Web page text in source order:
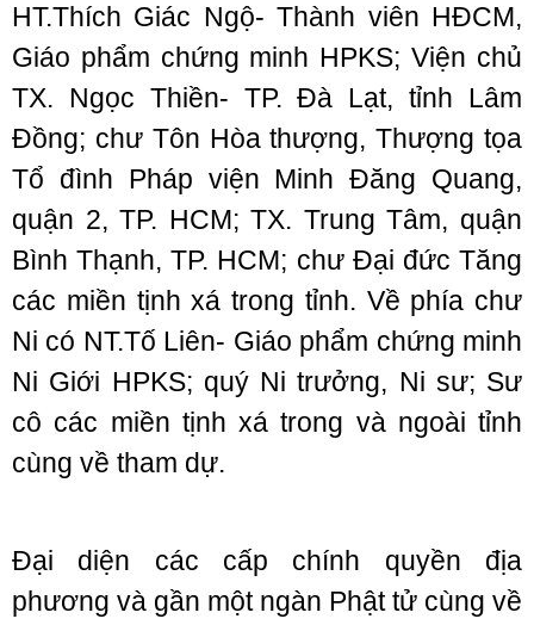
HT.Thích Giác Ngộ- Thành viên HĐCM,
Giáo phẩm chứng minh HPKS; Viện chủ
TX. Ngọc Thiền- TP. Đà Lạt, tỉnh Lâm
Đồng; chư Tôn Hòa thượng, Thượng tọa
Tổ đình Pháp viện Minh Đăng Quang,
quận 2, TP. HCM; TX. Trung Tâm, quận
Bình Thạnh, TP. HCM; chư Đại đức Tăng
các miền tịnh xá trong tỉnh. Về phía chư
Ni có NT.Tố Liên- Giáo phẩm chứng minh
Ni Giới HPKS; quý Ni trưởng, Ni sư; Sư
cô các miền tịnh xá trong và ngoài tỉnh
cùng về tham dự.
Đại diện các cấp chính quyền địa
phương và gần một ngàn Phật tử cùng về